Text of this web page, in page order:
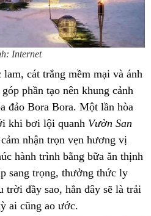
Internet
cát trắng mềm mại và ánh
phần tạo nên khung cảnh
đảo Bora Bora. Một lần hòa
khi bơi lội quanh Vườn San
nhận trọn vẹn hương vị
hành trình bằng bữa ăn thịnh
sang trọng, thưởng thức ly
đầy sao, hẳn đây sẽ là trải
ai cũng ao ước.